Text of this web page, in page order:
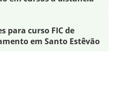
para curso FIC de
em Santo Estêvão